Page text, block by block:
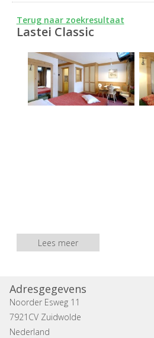
Terug naar zoekresultaat
Lastei Classic
Lees meer
Adresgegevens
Noorder Esweg 11
7921CV Zuidwolde
Nederland